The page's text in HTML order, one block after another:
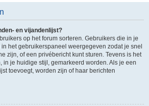
en vijandenlijst?
op het forum sorteren. Gebruikers die in je
het gebruikerspaneel weergegeven zodat je snel
zijn, of een privébericht kunt sturen. Tevens is het
in je huidige stijl, gemarkeerd worden. Als je een
toevoegt, worden zijn of haar berichten